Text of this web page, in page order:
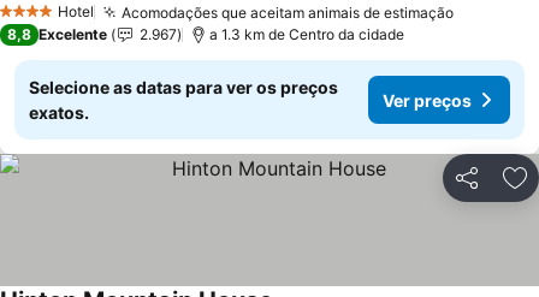
4 EstrelasHotel Acomodações que aceitam animais de estimação
8,8 Excelente 2.967 a 1.3 km de Centro da cidade
Selecione as datas para ver os preços
exatos.
Ver preços
Partilhar